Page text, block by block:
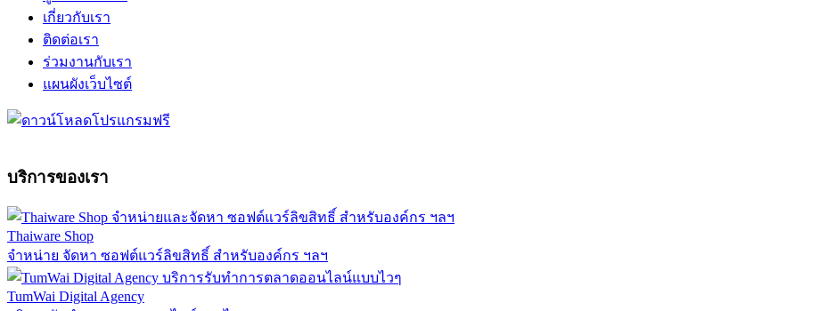
เกี่ยวกับเรา
ติดต่อเรา
ร่วมงานกับเรา
แผนผังเว็บไซต์
บริการของเรา
Thaiware Shop
จำหน่าย จัดหา ซอฟต์แวร์ลิขสิทธิ์ สำหรับองค์กร ฯลฯ
TumWai Digital Agency